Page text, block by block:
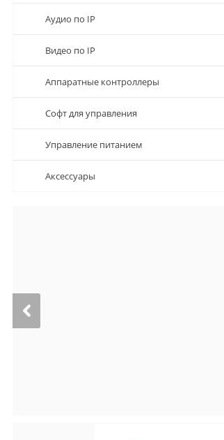
Аудио по IP
Видео по IP
Аппаратные контроллеры
Софт для управления
Управление питанием
Аксессуары